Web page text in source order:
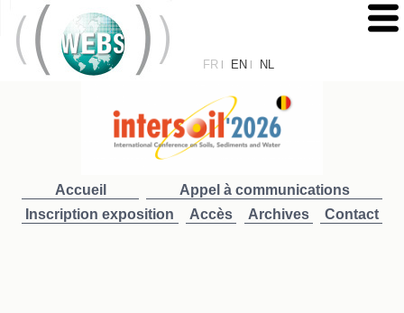
FR | EN | NL
Accueil
Appel à communications
Inscription exposition
Accès Archives Contact